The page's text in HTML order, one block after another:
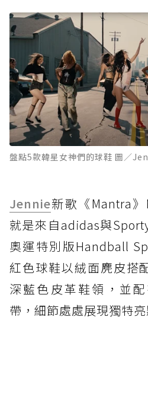
盤點5款韓星女神們的球鞋 圖／
Jennie新歌《Mantra
就是來自adidas與
奧運特別版Handball
紅色球鞋以絨面麂皮搭
深藍色皮革鞋領，並
帶，細節處處展現獨特亮